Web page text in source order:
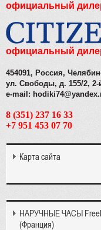
официальный
официальный
454091, Россия,
ул. Свободы, д. 155/2, 2-
e-mail:
8 (351) 237 16 33
+7 951 453 07 70
Карта сайта
НАРУЧНЫЕ ЧАСЫ
(Франция)